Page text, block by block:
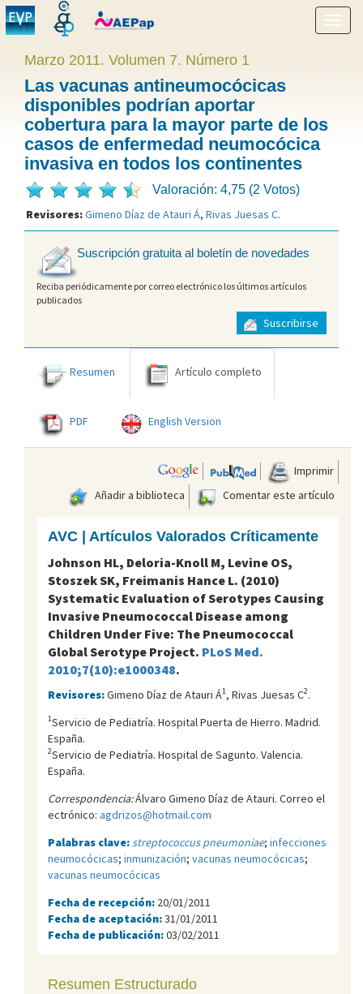
menú
Marzo 2011. Volumen 7. Número 1
Las vacunas antineumocócicas
disponibles podrían aportar
cobertura para la mayor parte de los
casos de enfermedad neumocócica
invasiva en todos los continentes
Valoración: 4,75 (2 Votos)
Revisores:Gimeno Díaz de Atauri Á, Rivas Juesas C.
Suscripción gratuita al boletín de novedades
Reciba periódicamente por correo electrónico los últimos artículos
publicados
Suscribirse
Resumen Artículo completo
PDF English Version
Imprimir
Añadir a biblioteca
Comentar este artículo
AVC | Artículos Valorados Críticamente
Johnson HL, Deloria-Knoll M, Levine OS,
Stoszek SK, Freimanis Hance L. (2010)
Systematic Evaluation of Serotypes Causing
Invasive Pneumococcal Disease among
Children Under Five: The Pneumococcal
Global Serotype Project. PLoS Med.
2010;7(10):e1000348.
Revisores:Gimeno Díaz de Atauri Á1, Rivas Juesas C2.
1Servicio de Pediatría. Hospital Puerta de Hierro. Madrid.
España.
2Servicio de Pediatría. Hospital de Sagunto. Valencia.
España.
Correspondencia:Álvaro Gimeno Díaz de Atauri. Correo el
ectrónico: agdrizos@hotmail.com
Palabras clave: streptococcus pneumoniae; infecciones
neumocócicas; inmunización; vacunas neumocócicas;
vacunas neumocócicas
Fecha de recepción: 20/01/2011
Fecha de aceptación:31/01/2011
Fecha de publicación:03/02/2011
Resumen Estructurado